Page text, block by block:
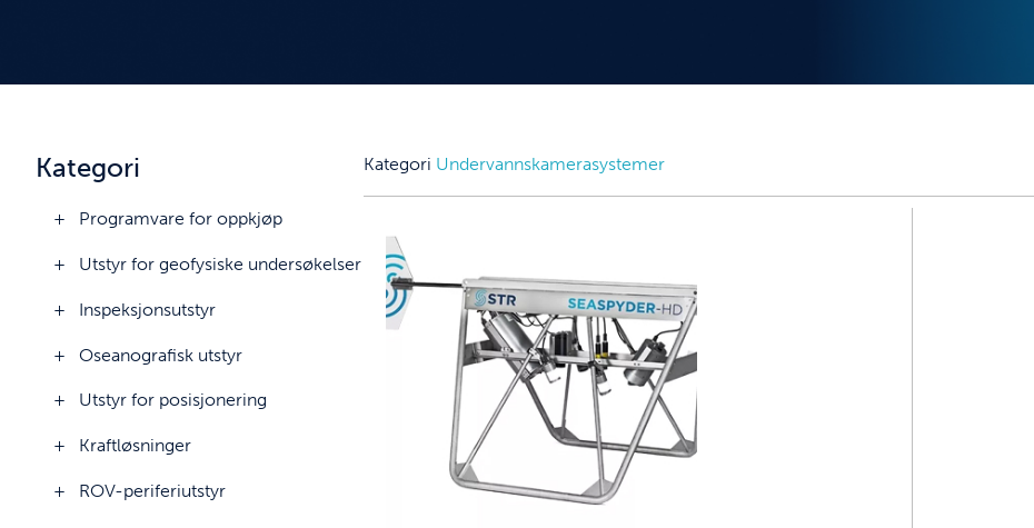
Kategori
Programvare for oppkjøp
Utstyr for geofysiske undersøkelser
Inspeksjonsutstyr
Oseanografisk utstyr
Utstyr for posisjonering
Kraftløsninger
ROV-periferiutstyr
Kategori Undervannskamerasystemer